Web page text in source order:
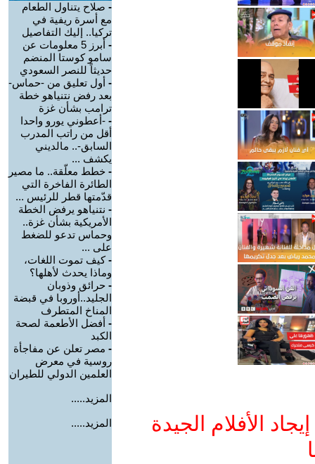
الأفلام الجيدة
- صلاح يتناول الطعام
مع أسرة ريفية في
تركيا.. إليك التفاصيل
-
أبرز 5 معلومات عن
سامو كوستا المنضم
حديثاً للنصر السعودي
- أول تعليق من -حماس-
بعد رفض نتنياهو خطة
ترامب بشأن غزة
- -أعطوني يورو واحدا
أقل من راتب المدرب
السابق-.. مالديني
يكشف ...
- خطط معلّقة.. ما مصير
الطائرة الفاخرة التي
قدّمتها قطر للرئيس ...
- نتنياهو يرفض الخطة
الأمريكية بشأن غزة..
وحماس تدعو للضغط
على ...
-كيف تموت اللغات،
وماذا يحدث لأهلها؟
- حرائق وذوبان
الجليد..أوروبا في قبضة
المناخ المتطرف
- أفضل الأطعمة لصحة
الكبد
- مصر تعلن عن مفاجأة
روسية في معرض
العلمين الدولي للطيران
المزيد.....
المزيد.....